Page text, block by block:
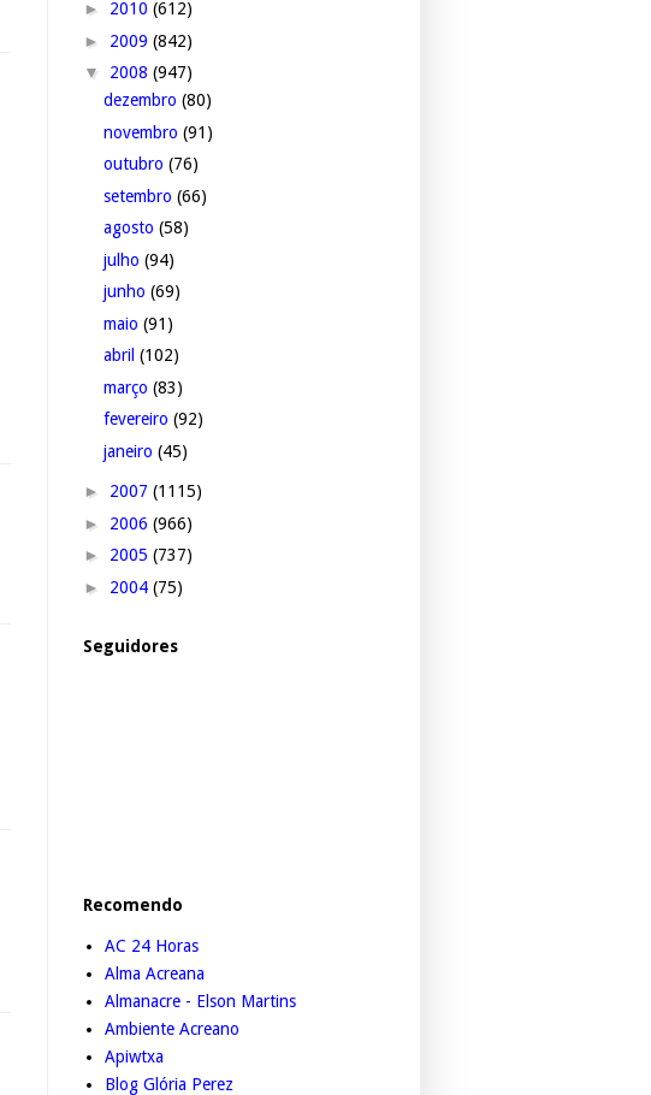
► 2010 (612)
► 2009 (842)
▼ 2008 (947)
dezembro (80)
novembro (91)
outubro (76)
setembro (66)
agosto (58)
julho (94)
junho (69)
maio (91)
abril (102)
março (83)
fevereiro (92)
janeiro (45)
► 2007 (1115)
► 2006 (966)
► 2005 (737)
► 2004 (75)
Seguidores
Recomendo
AC 24 Horas
Alma Acreana
Almanacre - Elson Martins
Ambiente Acreano
Apiwtxa
Blog Glória Perez